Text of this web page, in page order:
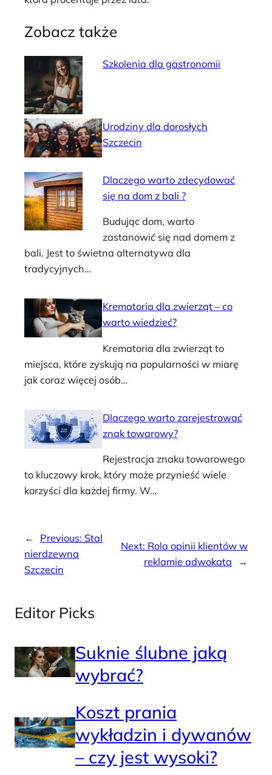
Zobacz także
Szkolenia dla gastronomii
Urodziny dla dorosłych
Szczecin
Dlaczego warto zdecydować
się na dom z bali ?
Budując dom, warto
zastanowić się nad domem z
bali. Jest to świetna alternatywa dla
tradycyjnych…
Krematoria dla zwierząt – co
warto wiedzieć?
Krematoria dla zwierząt to
miejsca, które zyskują na popularności w miarę
jak coraz więcej osób…
Dlaczego warto zarejestrować
znak towarowy?
Rejestracja znaku towarowego
to kluczowy krok, który może przynieść wiele
korzyści dla każdej firmy. W…
← Previous: Stal
nierdzewna
Szczecin
Next: Rola opinii klientów w
reklamie adwokata
→
Editor Picks
Suknie ślubne jaką
wybrać?
Koszt prania
wykładzin i dywanów
– czy jest wysoki?